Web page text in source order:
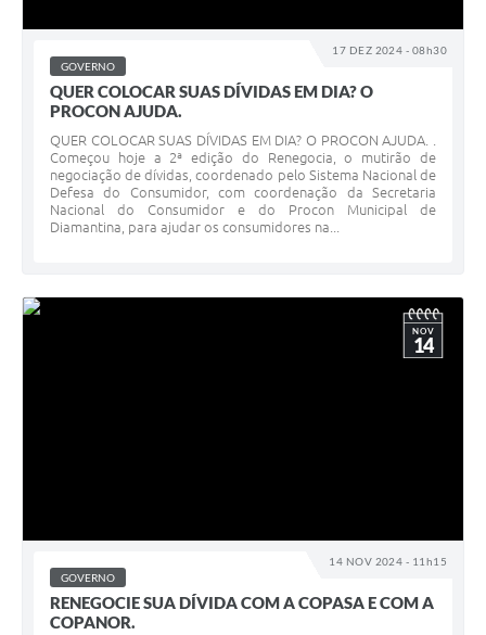
17 DEZ 2024 - 08h30
GOVERNO
QUER COLOCAR SUAS DÍVIDAS EM DIA? O
PROCON AJUDA.
QUER COLOCAR SUAS DÍVIDAS EM DIA? O PROCON AJUDA. .
Começou hoje a 2ª edição do Renegocia, o mutirão de
negociação de dívidas, coordenado pelo Sistema Nacional de
Defesa do Consumidor, com coordenação da Secretaria
Nacional do Consumidor e do Procon Municipal de
Diamantina, para ajudar os consumidores na...
14 NOV 2024 - 11h15
NOV
14
GOVERNO
RENEGOCIE SUA DÍVIDA COM A COPASA E COM A
COPANOR.